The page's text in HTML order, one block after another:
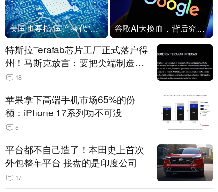
美国也要搞“国产替代”？先算清三笔账 谷歌AI大换血，背后究竟发生了什么？
特斯拉Terafab芯片工厂正式落户得
州！马斯克放言：要把尖端制造带
回美国
18
苹果拿下高端手机市场65%的份
额：iPhone 17系列功不可没
5
平台都不自己造了！本田史上首次
外包整车平台 接盘的是印度公司
17